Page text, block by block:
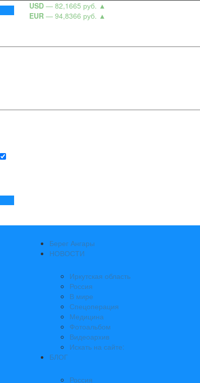
USD — 82,1665 руб. ▲
EUR — 94,8366 руб. ▲
Берег Ангары
НОВОСТИ
Иркутская область
Россия
В мире
Спецоперация
Медицина
Фотоальбом
Видеоархив
Искать на сайте:
БЛОГ
Россия